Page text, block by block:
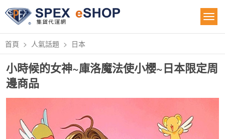
首頁 人氣話題 日本
小時候的女神~庫洛魔法使小櫻~日本限定周
邊商品